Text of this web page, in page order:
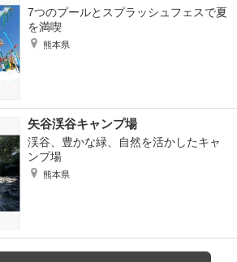
7つのプールとスプラッシュフェスで夏
を満喫
熊本県
矢谷渓谷キャンプ場
渓谷、豊かな緑、自然を活かしたキャ
ンプ場
熊本県